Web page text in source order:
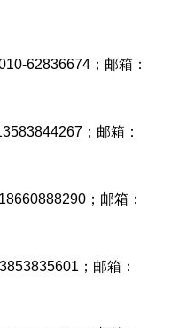
62836674；邮箱：
；邮箱：
；邮箱：
；邮箱：